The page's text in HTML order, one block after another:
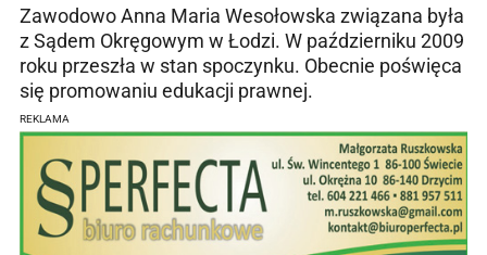
Zawodowo Anna Maria Wesołowska związana była
z Sądem Okręgowym w Łodzi. W październiku 2009
roku przeszła w stan spoczynku. Obecnie poświęca
się promowaniu edukacji prawnej.
REKLAMA